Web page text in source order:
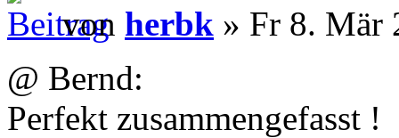
von herbk » Fr 8. Mär
@ Bernd:
Perfekt zusammengefasst !